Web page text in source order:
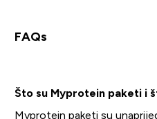
FAQs
Što su Myprotein paketi i
Myprotein paketi su